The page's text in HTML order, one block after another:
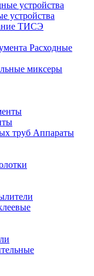
устройства
ТИСЭ
Расходные
миксеры
Аппараты